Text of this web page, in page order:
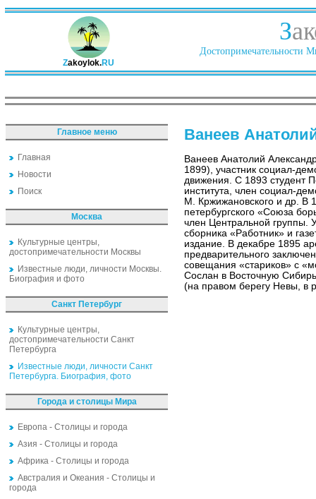
Zakoylok.RU
З
Достопримечательности
Главное меню
Главная
Новости
Поиск
Москва
Культурные центры,
достопримечательности Москвы
Известные люди, личности Москвы.
Биография и фото
Санкт Петербург
Культурные центры,
достопримечательности Санкт
Петербурга
Известные люди, личности Санкт
Петербурга. Биография, фото
Города и столицы Мира
Европа - Столицы и города
Азия - Столицы и города
Африка - Столицы и города
Австралия и Океания - Столицы и
города
Ванеев
Ванеев Анатолий
1899), участник социал-
движения. С 1893 студент
института, член социал-
М. Кржижановского и др. В
петербургского «Союза
член Центральной группы.
сборника «Работник» и
издание. В декабре 1895
предварительного
совещания «стариков» с
Сослан в Восточную
(на правом берегу Невы, в